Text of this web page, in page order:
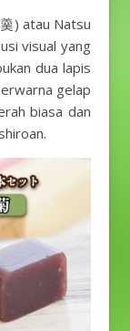
) atau Natsu
visual yang
dua lapis
gelap
biasa dan